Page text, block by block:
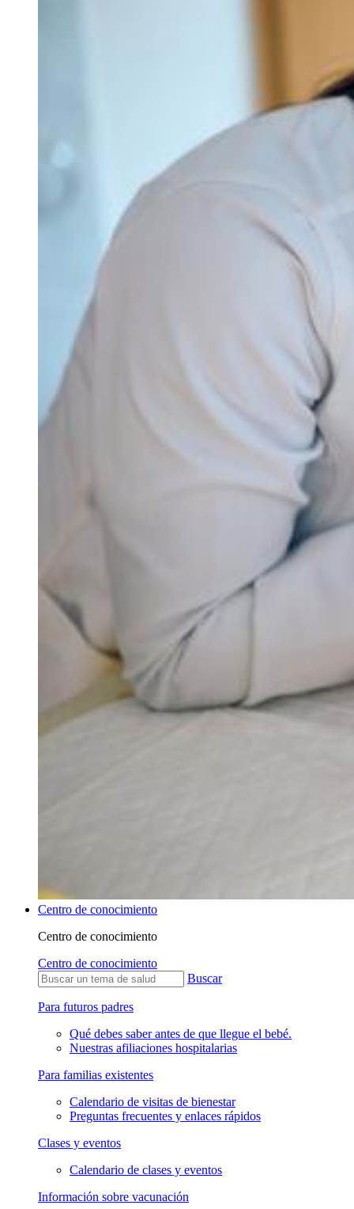
Centro de conocimiento
Centro de conocimiento
Centro de conocimiento
Buscar
Para futuros padres
Qué debes saber antes de que llegue el bebé.
Nuestras afiliaciones hospitalarias
Para familias existentes
Calendario de visitas de bienestar
Preguntas frecuentes y enlaces rápidos
Clases y eventos
Calendario de clases y eventos
Información sobre vacunación